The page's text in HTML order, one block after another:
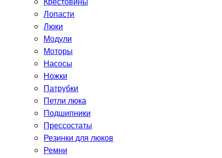
Лопасти
Люки
Модули
Моторы
Насосы
Ножки
Патрубки
Петли люка
Подшипники
Прессостаты
Резинки для люков
Ремни